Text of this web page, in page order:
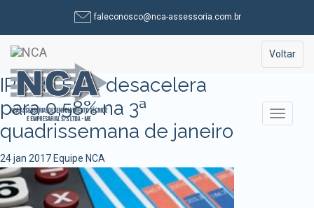
para
o
conteúdo
faleconosco@nca-assessoria.com.br
Toggle
Voltar
IPC da Fipe desacelera
para 0,58% na 3ª
quadrissemana de janeiro
24 jan 2017 Equipe NCA